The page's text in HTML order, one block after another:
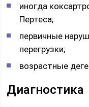
иногда
Пертеса;
первичные
перегрузки;
возрастные
Диагностика